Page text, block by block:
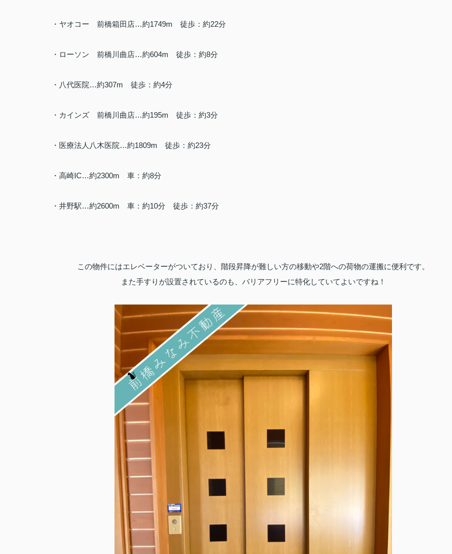
・ヤオコー 前橋箱田店…約1749m 徒歩：約22分
・ローソン 前橋川曲店…約604m 徒歩：約8分
・八代医院…約307m 徒歩：約4分
・カインズ 前橋川曲店…約195m 徒歩：約3分
・医療法人八木医院…約1809m 徒歩：約23分
・高崎IC…約2300m 車：約8分
・井野駅…約2600m 車：約10分 徒歩：約37分
この物件にはエレベーターがついており、階段昇降が難しい方の移動や2階への荷物の運搬に便利です。
また手すりが設置されているのも、バリアフリーに特化していてよいですね！